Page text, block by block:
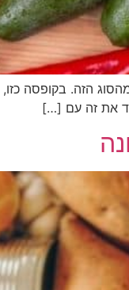
הזה. בקופסה
את זה עם […]